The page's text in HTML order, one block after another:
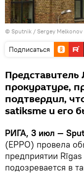
© Sputnik / Sergey Melkonov
Подписаться
Представитель
прокуратуре,
подтвердил,
satiksme и его
РИГА, 3 июл —
(EPPO) провела
предприятии
подозревается в